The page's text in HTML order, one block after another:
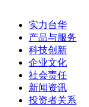
实力台华
产品与服务
科技创新
企业文化
社会责任
新闻资讯
投资者关系